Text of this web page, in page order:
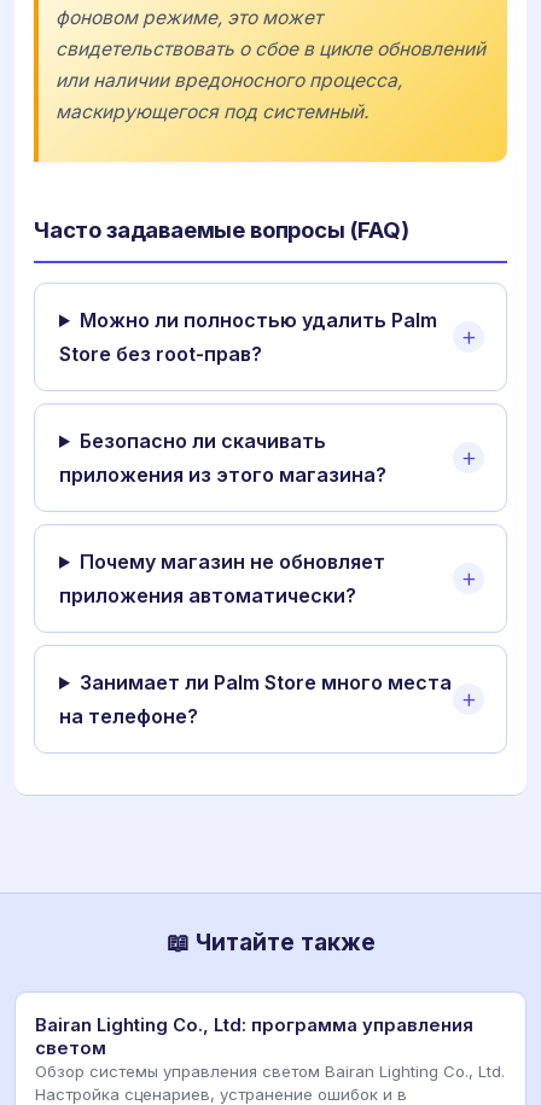
фоновом режиме, это может
свидетельствовать о сбое в цикле обновлений
или наличии вредоносного процесса,
маскирующегося под системный.
Часто задаваемые вопросы (FAQ)
Можно ли полностью удалить Palm
Store без root-прав?
Безопасно ли скачивать
приложения из этого магазина?
Почему магазин не обновляет
приложения автоматически?
Занимает ли Palm Store много места
на телефоне?
📖 Читайте также
Bairan Lighting Co., Ltd: программа управления
светом
Обзор системы управления светом Bairan Lighting Co., Ltd.
Настройка сценариев, устранение ошибок и в